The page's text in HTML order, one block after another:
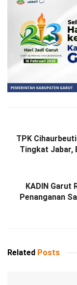
TPK
Tingkat Jabar,
KADIN Garut
Penanganan
Related Posts